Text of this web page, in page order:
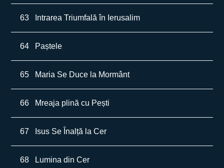
63 Intrarea Triumfală în Ierusalim
64 Paștele
65 Maria Se Duce la Mormânt
66 Mreaja plină cu Pești
67 Isus Se Înalță la Cer
68 Lumina din Cer